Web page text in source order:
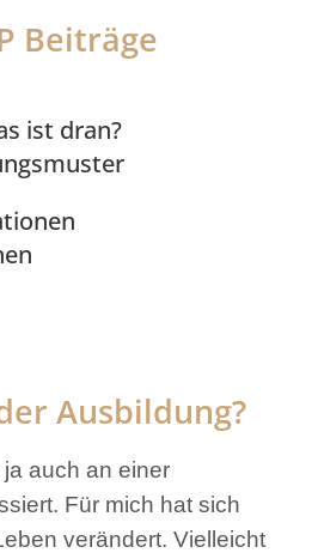
Beiträge
ist dran?
Ausbildung?
auch an einer
Für mich hat sich
verändert. Vielleicht